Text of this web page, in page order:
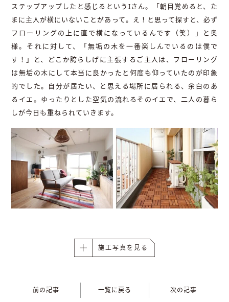
ステップアップしたと感じるというIさん。「朝目覚めると、た
まに主人が横にいないことがあって。え！と思って探すと、必ず
フローリングの上に直で横になっているんです（笑）」と奥
様。それに対して、「無垢の木を一番楽しんでいるのは僕で
す！」と、どこか誇らしげに主張するご主人は、フローリング
は無垢の木にして本当に良かったと何度も仰っていたのが印象
的でした。自分が居たい、と思える場所に居られる、余白のあ
るイエ。ゆったりとした空気の流れるそのイエで、二人の暮ら
しが今日も重ねられていきます。
施工写真を見る
前の記事 一覧に戻る 次の記事